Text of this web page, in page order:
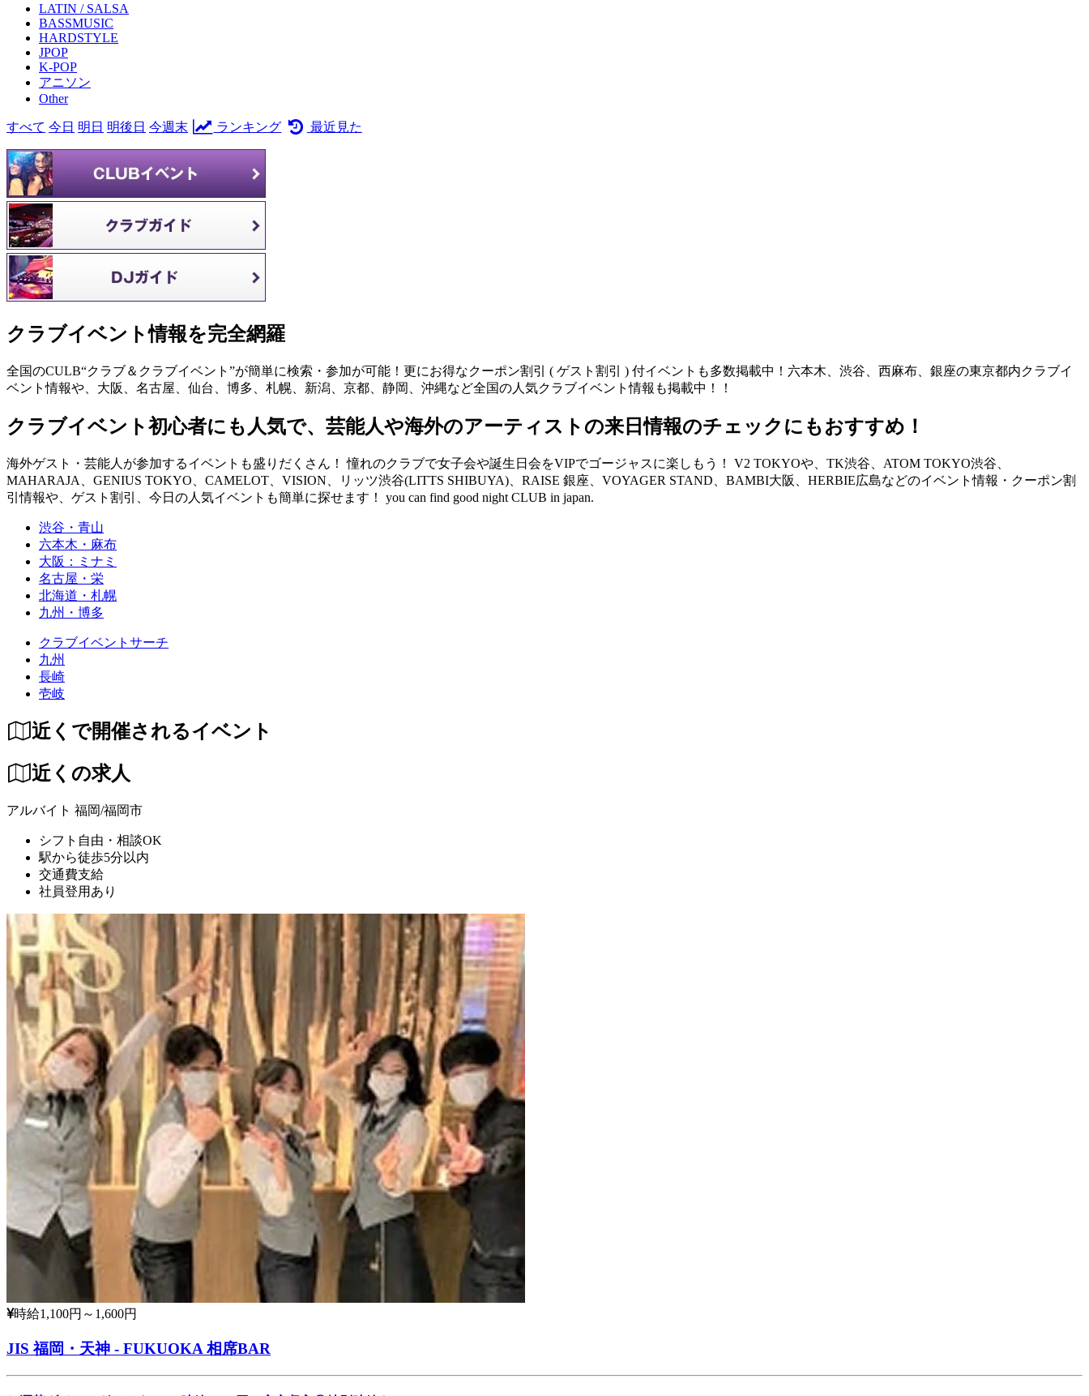
LATIN / SALSA
BASSMUSIC
HARDSTYLE
JPOP
K-POP
アニソン
Other
すべて 今日 明日 明後日 今週末 ランキング 最近見た
クラブイベント情報を完全網羅
全国のCULB“クラブ＆クラブイベント”が簡単に検索・参加が可能！更にお得なクーポン割引 ( ゲスト割引 ) 付イベントも多数掲載中！六本木、渋谷、西麻布、銀座の東京都内クラブイ
ベント情報や、大阪、名古屋、仙台、博多、札幌、新潟、京都、静岡、沖縄など全国の人気クラブイベント情報も掲載中！！
クラブイベント初心者にも人気で、芸能人や海外のアーティストの来日情報のチェックにもおすすめ！
海外ゲスト・芸能人が参加するイベントも盛りだくさん！ 憧れのクラブで女子会や誕生日会をVIPでゴージャスに楽しもう！ V2 TOKYOや、TK渋谷、ATOM TOKYO渋谷、
MAHARAJA、GENIUS TOKYO、CAMELOT、VISION、リッツ渋谷(LITTS SHIBUYA)、RAISE 銀座、VOYAGER STAND、BAMBI大阪、HERBIE広島などのイベント情報・クーポン割
引情報や、ゲスト割引、今日の人気イベントも簡単に探せます！ you can find good night CLUB in japan.
渋谷・青山
六本木・麻布
大阪：ミナミ
名古屋・栄
北海道・札幌
九州・博多
クラブイベントサーチ
九州
長崎
壱岐
近くで開催されるイベント
近くの求人
アルバイト 福岡/福岡市
シフト自由・相談OK
駅から徒歩5分以内
交通費支給
社員登用あり
時給1,100円～1,600円
JIS 福岡・天神 - FUKUOKA 相席BAR